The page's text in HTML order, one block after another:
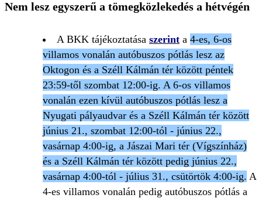
Nem lesz egyszerű a tömegközlekedés a hétvégén
A BKK tájékoztatása szerint a 4-es, 6-os
villamos vonalán autóbuszos pótlás lesz az
Oktogon és a Széll Kálmán tér között péntek
23:59-től szombat 12:00-ig. A 6-os villamos
vonalán ezen kívül autóbuszos pótlás lesz a
Nyugati pályaudvar és a Széll Kálmán tér között
június 21., szombat 12:00-tól - június 22.,
vasárnap 4:00-ig, a Jászai Mari tér (Vígszínház)
és a Széll Kálmán tér között pedig június 22.,
vasárnap 4:00-tól - július 31., csütörtök 4:00-ig. A
4-es villamos vonalán pedig autóbuszos pótlás a